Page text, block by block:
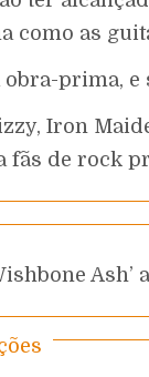
como as
obra-prima,
Iron
fãs de rock
Ash’